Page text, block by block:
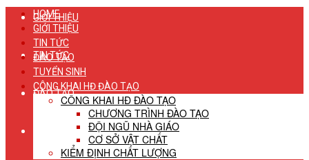
GIỚI THIỆU
TIN TỨC
ĐÀO TẠO
TUYỂN SINH
HOME
GIỚI THIỆU
TIN TỨC
ĐÀO TẠO
TUYỂN SINH
CÔNG KHAI HĐ ĐÀO TẠO
CÔNG KHAI HĐ ĐÀO TẠO
CHƯƠNG TRÌNH ĐÀO TẠO
ĐỘI NGŨ NHÀ GIÁO
CƠ SỞ VẬT CHẤT
KIỂM ĐỊNH CHẤT LƯỢNG